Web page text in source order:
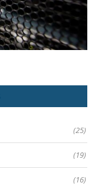
(25)
(19)
(16)